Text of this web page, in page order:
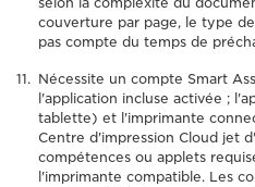
couverture par page, le type
pas compte du temps de
Nécessite un compte Smart
l'application incluse activée ;
tablette) et l'imprimante
Centre d'impression Cloud jet
compétences ou applets
l'imprimante compatible. Les